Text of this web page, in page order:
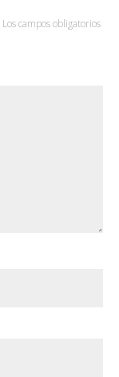
Los campos obligatorios